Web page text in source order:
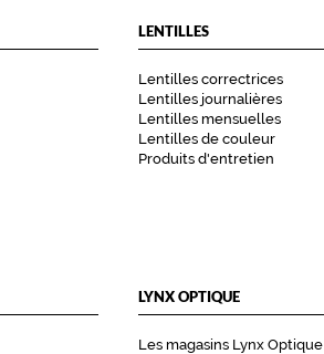
LENTILLES
Lentilles correctrices
Lentilles journalières
Lentilles mensuelles
Lentilles de couleur
Produits d'entretien
LYNX OPTIQUE
Les magasins Lynx Optique